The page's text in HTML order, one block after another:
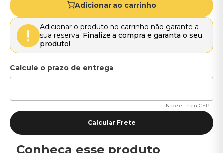
Adicionar ao carrinho
Adicionar o produto no carrinho não garante a
sua reserva. Finalize a compra e garanta o seu
produto!
Não sei meu CEP
Conheça esse produto